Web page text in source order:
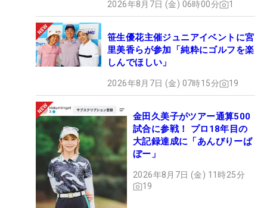
2026年8月7日 (金) 06時00分 1
笹生優花主催ジュニアイベントに宮
里美香らが参加「純粋にゴルフを楽
しんでほしい」
2026年8月7日 (金) 07時15分 19
金田久美子がツアー通算500
試合に参戦！ プロ18年目の
大記録達成に「あんびりーば
ぼー」
2026年8月7日 (金) 11時25分
19